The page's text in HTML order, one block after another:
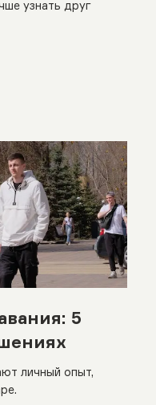
узнать друг
5
личный опыт,